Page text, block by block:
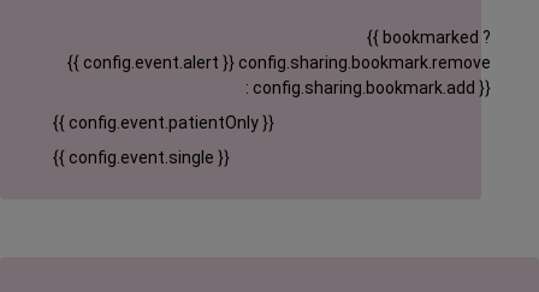
{{ config.event.alert }}
{{ bookmarked ?
config.sharing.bookmark.remove
: config.sharing.bookmark.add }}
{{ config.event.patientOnly }}
{{ config.event.single }}